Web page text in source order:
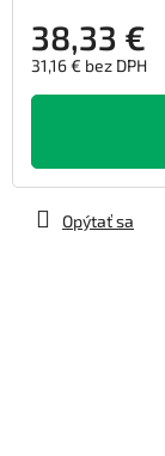
38,33 €
31,16 € bez DPH
Jednotková
Opýtať sa